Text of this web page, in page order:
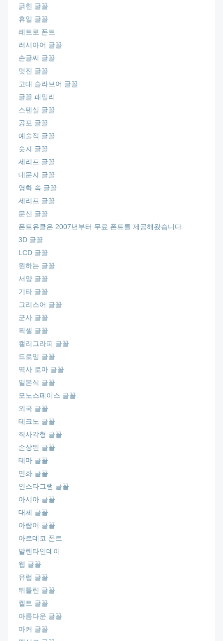
긁힌 글꼴
휴일 글꼴
레트로 폰트
러시아어 글꼴
손글씨 글꼴
멋진 글꼴
고대 슬라브어 글꼴
글꼴 패밀리
스텐실 글꼴
공포 글꼴
예술적 글꼴
숫자 글꼴
세리프 글꼴
대문자 글꼴
영화 속 글꼴
세리프 글꼴
문신 글꼴
폰트유클은 2007년부터 무료 폰트를 제공해왔습니다.
3D 글꼴
LCD 글꼴
원하는 글꼴
서양 글꼴
기타 글꼴
그리스어 글꼴
군사 글꼴
픽셀 글꼴
캘리그라피 글꼴
드로잉 글꼴
역사 로마 글꼴
일본식 글꼴
모노스페이스 글꼴
외국 글꼴
테크노 글꼴
직사각형 글꼴
손상된 글꼴
테마 글꼴
만화 글꼴
인스타그램 글꼴
아시아 글꼴
대체 글꼴
아랍어 글꼴
아르데코 폰트
발렌타인데이
웹 글꼴
유럽 글꼴
뒤틀린 글꼴
켈트 글꼴
아름다운 글꼴
마커 글꼴